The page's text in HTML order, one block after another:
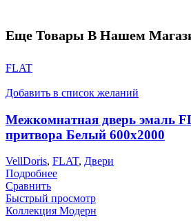
Еще Товары В Нашем
FLAT
Добавить в список желаний
Межкомнатная дверь эмаль
притвора Белый 600х2000
VellDoris, FLAT, Двери
Подробнее
Сравнить
Быстрый просмотр
Коллекция Модерн